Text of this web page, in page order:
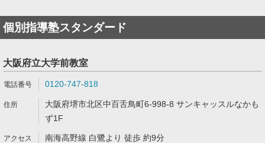
個別指導塾スタンダード
大阪府立大学前教室
0120-747-818
大阪府堺市北区中百舌鳥町6-998-8 サンキャッスルなかも
ず1F
南海高野線 白鷺より 徒歩 約9分